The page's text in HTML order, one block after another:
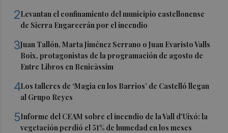
2Levantan el confinamiento del municipio castellonense
de Sierra Engarcerán por el incendio
3Juan Tallón, Marta Jiménez Serrano o Juan Evaristo Valls
Boix, protagonistas de la programación de agosto de
Entre Libros en Benicàssim
4Los talleres de ‘Magia en los Barrios’ de Castelló llegan
al Grupo Reyes
5Informe del CEAM sobre el incendio de la Vall d'Uixó: la
vegetación perdió el 51% de humedad en los meses